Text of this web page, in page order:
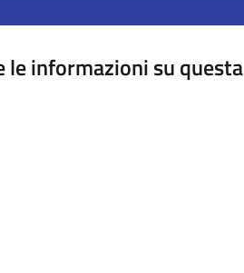
le informazioni su questa